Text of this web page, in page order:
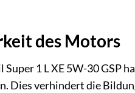
des Motors
1 L XE 5W-30 GSP
Dies verhindert die